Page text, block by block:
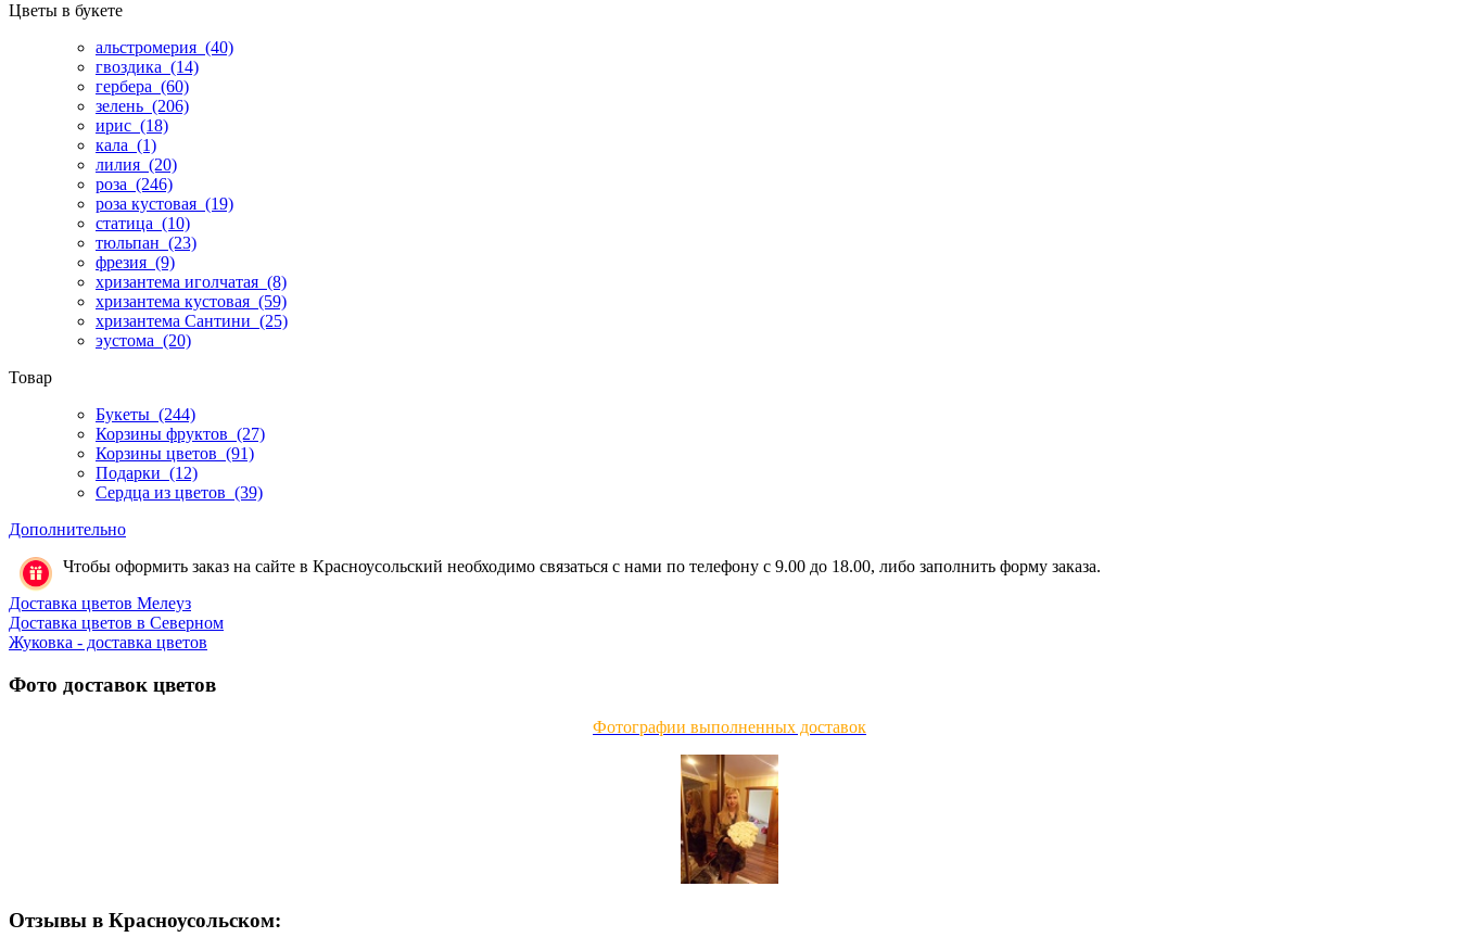
Цветы в букете
альстромерия (40)
гвоздика (14)
гербера (60)
зелень (206)
ирис (18)
кала (1)
лилия (20)
роза (246)
роза кустовая (19)
статица (10)
тюльпан (23)
фрезия (9)
хризантема иголчатая (8)
хризантема кустовая (59)
хризантема Сантини (25)
эустома (20)
Товар
Букеты (244)
Корзины фруктов (27)
Корзины цветов (91)
Подарки (12)
Сердца из цветов (39)
Дополнительно
Чтобы оформить заказ на сайте в Красноусольский необходимо связаться с нами по телефону с 9.00 до 18.00, либо заполнить форму заказа.
Доставка цветов Мелеуз
Доставка цветов в Северном
Жуковка - доставка цветов
Фото доставок цветов
Фотографии выполненных доставок
Отзывы в Красноусольском: